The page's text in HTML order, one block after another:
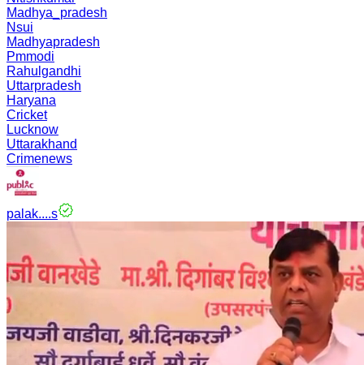
Madhya_pradesh
Nsui
Madhyapradesh
Pmmodi
Rahulgandhi
Uttarpradesh
Haryana
Cricket
Lucknow
Uttarakhand
Crimenews
palak....s